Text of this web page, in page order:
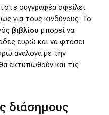
συγγραφέα οφείλει
για τους κινδύνους. Το
βιβλίου μπορεί να
ευρώ και να φτάσει
ανάλογα με την
εκτυπωθούν και τις
διάσημους